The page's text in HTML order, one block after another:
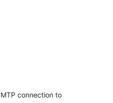
connection to